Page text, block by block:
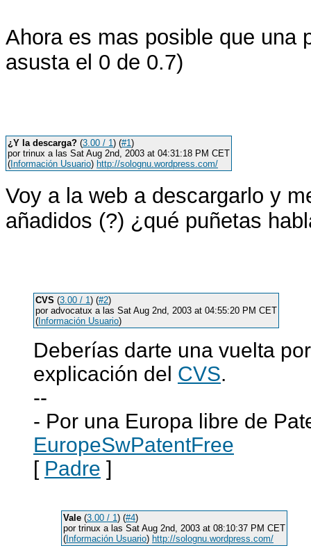
Ahora es mas posible que una
asusta el 0 de 0.7)
¿Y la descarga? (3.00 / 1) (#1)
por trinux a las Sat Aug 2nd, 2003 at 04:31:18 PM CET
( Información Usuario) http://solognu.wordpress.com/
Voy a la web a descargarlo y
añadidos (?) ¿qué puñetas
CVS (3.00 / 1) (#2)
por advocatux a las Sat Aug 2nd, 2003 at 04:55:20 PM CET
( Información Usuario)
Deberías darte una vuelta
explicación del CVS.
--
- Por una Europa libre de
EuropeSwPatentFree
[ Padre ]
Vale (3.00 / 1) (#4)
por trinux a las Sat Aug 2nd, 2003 at 08:10:37 PM CET
( Información Usuario) http://solognu.wordpress.com/